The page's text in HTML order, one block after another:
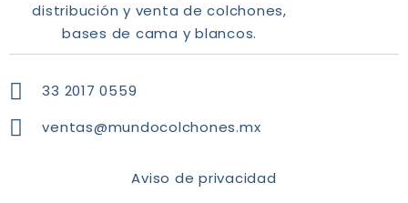
distribución y venta de colchones,
bases de cama y blancos.
33 2017 0559
ventas@mundocolchones.mx
Aviso de privacidad